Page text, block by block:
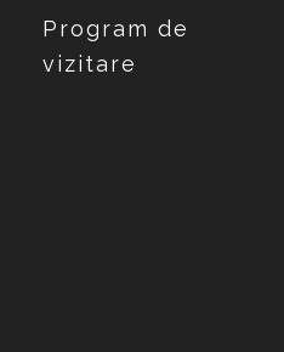
Program de
vizitare